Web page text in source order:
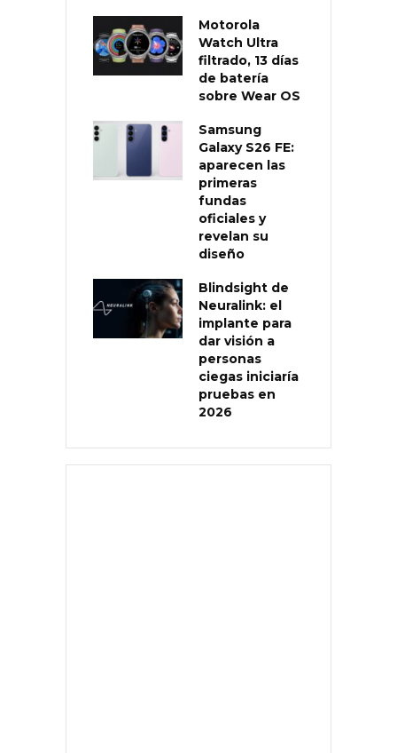
Motorola
Watch Ultra
filtrado, 13 días
de batería
sobre Wear OS
Samsung
Galaxy S26 FE:
aparecen las
primeras
fundas
oficiales y
revelan su
diseño
Blindsight de
Neuralink: el
implante para
dar visión a
personas
ciegas iniciaría
pruebas en
2026